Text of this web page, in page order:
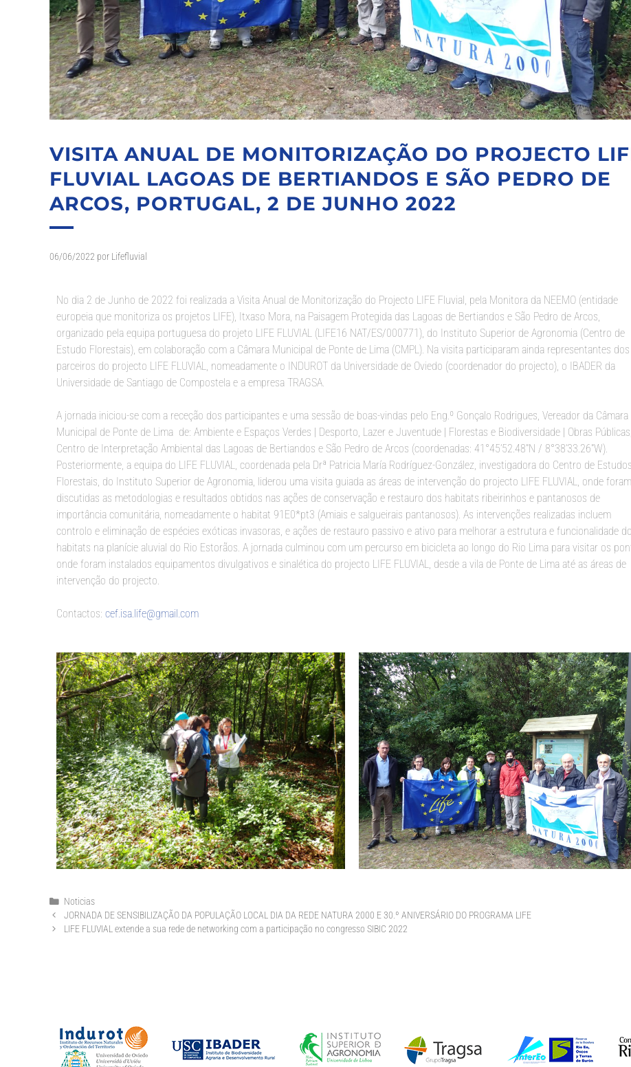
VISITA ANUAL DE MONITORIZAÇÃO DO PROJECTO
FLUVIAL LAGOAS DE BERTIANDOS E SÃO PEDRO DE
ARCOS, PORTUGAL, 2 DE JUNHO 2022
06/06/2022 por Lifefluvial
No dia 2 de Junho de 2022 foi realizada a Visita Anual de Monitorização do Projecto LIFE Fluvial, pela Monitora da NEEMO (entidade
europeia que monitoriza os projetos LIFE), Itxaso Mora, na Paisagem Protegida das Lagoas de Bertiandos e São Pedro de Arcos,
organizado pela equipa portuguesa do projeto LIFE FLUVIAL (LIFE16 NAT/ES/000771), do Instituto Superior de Agronomia (Centro de
Estudo Florestais), em colaboração com a Câmara Municipal de Ponte de Lima (CMPL). Na visita participaram ainda representantes dos
parceiros do projecto LIFE FLUVIAL, nomeadamente o INDUROT da Universidade de Oviedo (coordenador do projecto), o IBADER da
Universidade de Santiago de Compostela e a empresa TRAGSA.
A jornada iniciou-se com a receção dos participantes e uma sessão de boas-vindas pelo Eng.º Gonçalo Rodrigues, Vereador da Câmara
Municipal de Ponte de Lima de: Ambiente e Espaços Verdes | Desporto, Lazer e Juventude | Florestas e Biodiversidade | Obras
Centro de Interpretação Ambiental das Lagoas de Bertiandos e São Pedro de Arcos (coordenadas: 41°45’52.48″N / 8°38’33.26″W).
Posteriormente, a equipa do LIFE FLUVIAL, coordenada pela Drª Patricia María Rodríguez-González, investigadora do Centro de Estudos
Florestais, do Instituto Superior de Agronomia, liderou uma visita guiada as áreas de intervenção do projecto LIFE FLUVIAL, onde foram
discutidas as metodologias e resultados obtidos nas ações de conservação e restauro dos habitats ribeirinhos e pantanosos de
importância comunitária, nomeadamente o habitat 91E0*pt3 (Amiais e salgueirais pantanosos). As intervenções realizadas incluem
controlo e eliminação de espécies exóticas invasoras, e ações de restauro passivo e ativo para melhorar a estrutura e funcionalidade
habitats na planície aluvial do Rio Estorãos. A jornada culminou com um percurso em bicicleta ao longo do Rio Lima para visitar os
onde foram instalados equipamentos divulgativos e sinalética do projecto LIFE FLUVIAL, desde a vila de Ponte de Lima até as áreas de
intervenção do projecto.
Contactos: cef.isa.life@gmail.com
Noticias
JORNADA DE SENSIBILIZAÇÃO DA POPULAÇÃO LOCAL DIA DA REDE NATURA 2000 E 30.º ANIVERSÁRIO DO PROGRAMA LIFE
LIFE FLUVIAL extende a sua rede de networking com a participação no congresso SIBIC 2022